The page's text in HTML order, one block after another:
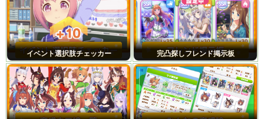
イベント選択肢チェッカー 完凸探しフレンド掲示板